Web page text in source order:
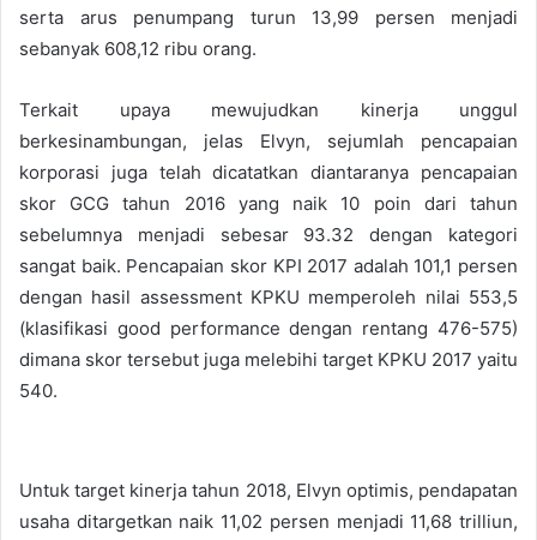
serta arus penumpang turun 13,99 persen menjadi
sebanyak 608,12 ribu orang.
Terkait upaya mewujudkan kinerja unggul
berkesinambungan, jelas Elvyn, sejumlah pencapaian
korporasi juga telah dicatatkan diantaranya pencapaian
skor GCG tahun 2016 yang naik 10 poin dari tahun
sebelumnya menjadi sebesar 93.32 dengan kategori
sangat baik. Pencapaian skor KPI 2017 adalah 101,1 persen
dengan hasil assessment KPKU memperoleh nilai 553,5
(klasifikasi good performance dengan rentang 476-575)
dimana skor tersebut juga melebihi target KPKU 2017 yaitu
540.
Untuk target kinerja tahun 2018, Elvyn optimis, pendapatan
usaha ditargetkan naik 11,02 persen menjadi 11,68 trilliun,